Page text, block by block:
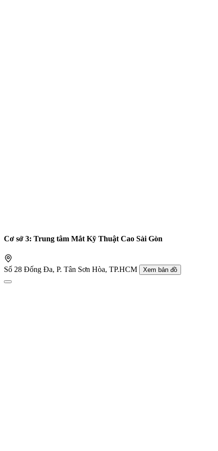
Cơ sở 3: Trung tâm Mắt Kỹ Thuật Cao Sài Gòn
Số 28 Đống Đa, P. Tân Sơn Hòa, TP.HCM Xem bản đồ